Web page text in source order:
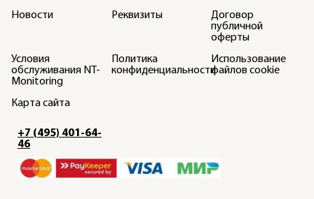
Новости
Реквизиты
Договор
публичной
оферты
Условия
обслуживания NT-
Monitoring
Политика
конфиденциальности
Использование
файлов cookie
Карта сайта
+7 (495) 401-64-
46